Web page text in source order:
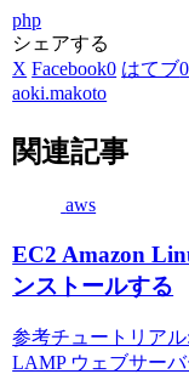
php
シェアする
X Facebook0 はてブ0
aoki.makoto
関連記事
aws
EC2 Amazon
ンストールする
参考チュートリアル
LAMP ウェブサー